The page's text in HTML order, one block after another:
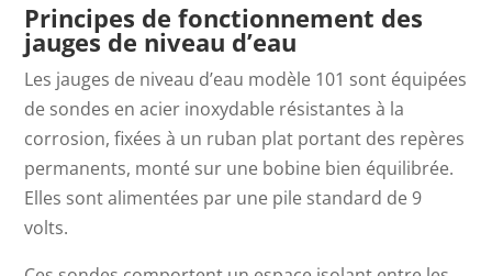
Principes de fonctionnement des
jauges de niveau d’eau
Les jauges de niveau d’eau modèle 101 sont équipées
de sondes en acier inoxydable résistantes à la
corrosion, fixées à un ruban plat portant des repères
permanents, monté sur une bobine bien équilibrée.
Elles sont alimentées par une pile standard de 9
volts.